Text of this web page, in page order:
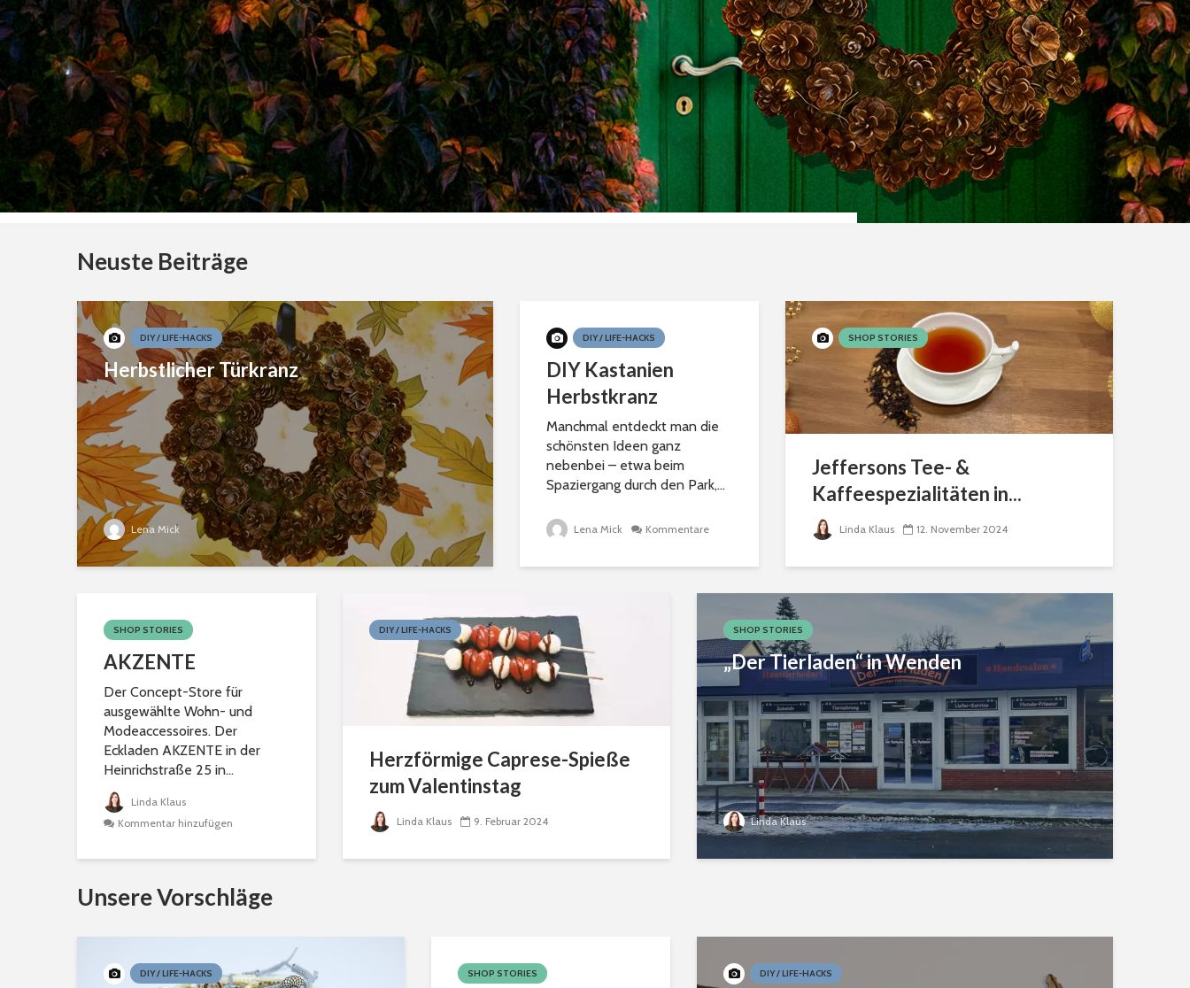
Neuste Beiträge
DIY / LIFE-HACKS
Herbstlicher Türkranz
Lena Mick
DIY / LIFE-HACKS
DIY Kastanien
Herbstkranz
Manchmal entdeckt man die
schönsten Ideen ganz
nebenbei – etwa beim
Spaziergang durch den Park,...
Lena Mick Kommentare
SHOP STORIES
Jeffersons Tee- &
Kaffeespezialitäten in...
Linda Klaus 12. November 2024
SHOP STORIES
AKZENTE
Der Concept-Store für
ausgewählte Wohn- und
Modeaccessoires. Der
Eckladen AKZENTE in der
Heinrichstraße 25 in...
Linda Klaus
Kommentar hinzufügen
DIY / LIFE-HACKS
Herzförmige Caprese-Spieße
zum Valentinstag
Linda Klaus 9. Februar 2024
SHOP STORIES
„Der Tierladen“ in Wenden
Linda Klaus
Unsere Vorschläge
DIY / LIFE-HACKS SHOP STORIES DIY / LIFE-HACKS
Hexenbesen zum
anbeißen
Teelicht Dekoration
aus Kürbissen
Second
Geschäfte in
2022